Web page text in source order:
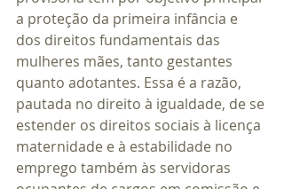
a proteção da primeira infância e
dos direitos fundamentais das
mulheres mães, tanto gestantes
quanto adotantes. Essa é a razão,
pautada no direito à igualdade, de se
estender os direitos sociais à licença
maternidade e à estabilidade no
emprego também às servidoras